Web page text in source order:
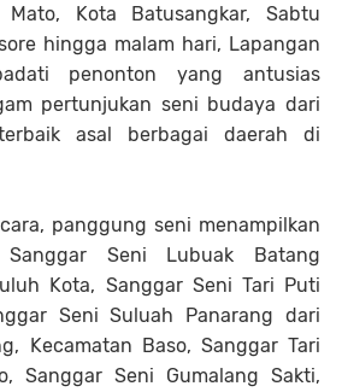
Mato, Kota Batusangkar, Sabtu
hingga malam hari, Lapangan
penonton yang antusias
pertunjukan seni budaya dari
asal berbagai daerah di
panggung seni menampilkan
Seni Lubuak Batang
Kota, Sanggar Seni Tari Puti
Seni Suluah Panarang dari
Kecamatan Baso, Sanggar Tari
Sanggar Seni Gumalang Sakti,